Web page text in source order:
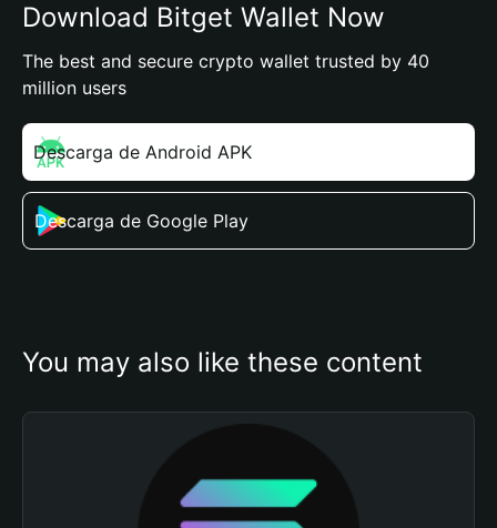
Download Bitget Wallet Now
The best and secure crypto wallet trusted by 40
million users
Descarga de Android APK
Descarga de Google Play
You may also like these content